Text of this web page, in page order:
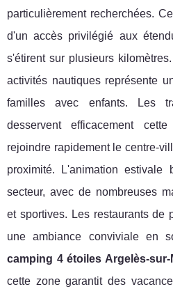
particulièrement recherchées.
d'un accès privilégié aux
s'étirent sur plusieurs
activités nautiques représente
familles avec enfants. Les
desservent efficacement
rejoindre rapidement le centre-
proximité. L'animation
secteur, avec de nombreuses
et sportives. Les restaurants de
une ambiance conviviale en
camping 4 étoiles Argelès-
cette zone garantit des